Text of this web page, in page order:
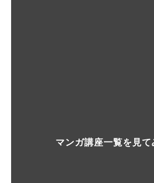
マンガ講座一覧を見て